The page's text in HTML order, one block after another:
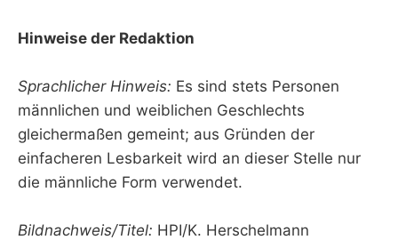
Hinweise der Redaktion
Sprachlicher Hinweis: Es sind stets Personen
männlichen und weiblichen Geschlechts
gleichermaßen gemeint; aus Gründen der
einfacheren Lesbarkeit wird an dieser Stelle nur
die männliche Form verwendet.
Bildnachweis/Titel: HPI/K. Herschelmann